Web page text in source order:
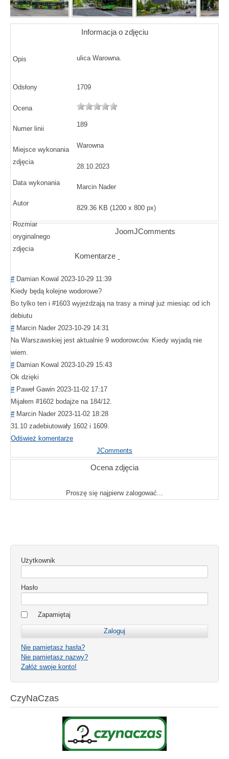
Informacja o zdjęciu
Opis ulica Warowna.
Odsłony 1709
Ocena
Numer linii
189
Miejsce wykonania
zdjęcia
Warowna
Data wykonania
28.10.2023
Autor
Marcin Nader
Rozmiar
oryginalnego
zdjęcia
829.36 KB (1200 x 800 px)
JoomJComments
Komentarze
# Damian Kowal 2023-10-29 11:39
Kiedy będą kolejne wodorowe?
Bo tylko ten i #1603 wyjeżdżają na trasy a minął już miesiąc od ich
debiutu
# Marcin Nader 2023-10-29 14:31
Na Warszawskiej jest aktualnie 9 wodorowców. Kiedy wyjadą nie
wiem.
# Damian Kowal 2023-10-29 15:43
Ok dzięki
# Paweł Gawin 2023-11-02 17:17
Mijałem #1602 bodajże na 184/12.
# Marcin Nader 2023-11-02 18:28
31.10 zadebiutowały 1602 i 1609.
Odśwież komentarze
JComments
Ocena zdjęcia
Proszę się najpierw zalogować...
Użytkownik
Hasło
Zapamiętaj
Nie pamiętasz hasła?
Nie pamiętasz nazwy?
Załóż swoje konto!
CzyNaCzas